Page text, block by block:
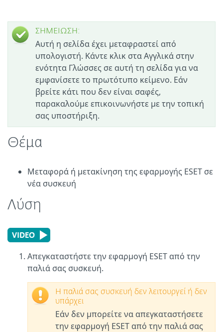
ΣΗΜΕΙΩΣΗ:
Αυτή η σελίδα έχει μεταφραστεί από
υπολογιστή. Κάντε κλικ στα Αγγλικά στην
ενότητα Γλώσσες σε αυτή τη σελίδα για να
εμφανίσετε το πρωτότυπο κείμενο. Εάν
βρείτε κάτι που δεν είναι σαφές,
παρακαλούμε επικοινωνήστε με την τοπική
σας υποστήριξη.
Θέμα
Μεταφορά ή μετακίνηση της εφαρμογής ESET σε
νέα συσκευή
Λύση
Απεγκαταστήστε την εφαρμογή ESET από την
παλιά σας συσκευή.
Η παλιά σας συσκευή δεν λειτουργεί ή δεν
υπάρχει
Εάν δεν μπορείτε να απεγκαταστήσετε
την εφαρμογή ESET από την παλιά σας